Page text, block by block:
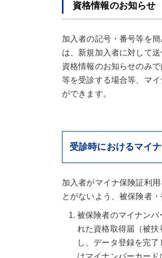
資格情報のお知らせ
加入者の記号・番号等を
は、新規加入者に対して送
資格情報のお知らせのみ
等を受診する場合等、マ
ができます。
受診時におけるマイ
加入者がマイナ保険証利
とがないよう、被保険者
被保険者のマイナン
れた資格取得届（被
し、データ登録を完
はマイナンバーカード